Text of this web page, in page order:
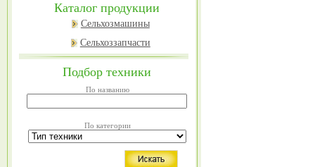
Каталог продукции
Сельхозмашины
Сельхоззапчасти
Подбор техники
По названию
По категории